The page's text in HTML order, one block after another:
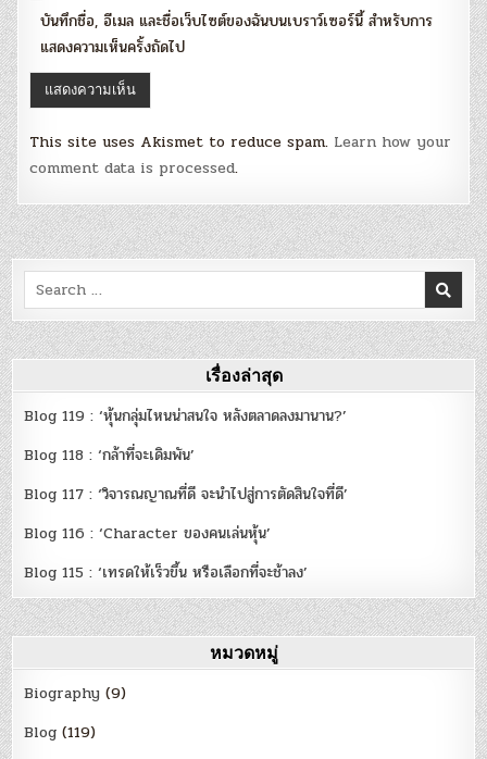
บันทึกชื่อ, อีเมล และชื่อเว็บไซต์ของฉันบนเบราว์เซอร์นี้ สำหรับการ
แสดงความเห็นครั้งถัดไป
This site uses Akismet to reduce spam. Learn how your
comment data is processed.
Search
for:
เรื่องล่าสุด
Blog 119 : ‘หุ้นกลุ่มไหนน่าสนใจ หลังตลาดลงมานาน?’
Blog 118 : ‘กล้าที่จะเดิมพัน’
Blog 117 : ‘วิจารณญาณที่ดี จะนำไปสู่การตัดสินใจที่ดี’
Blog 116 : ‘Character ของคนเล่นหุ้น’
Blog 115 : ‘เทรดให้เร็วขึ้น หรือเลือกที่จะช้าลง’
หมวดหมู่
Biography (9)
Blog (119)